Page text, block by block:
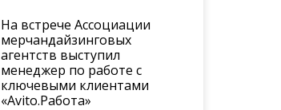
На встрече Ассоциации
мерчандайзинговых
агентств выступил
менеджер по работе с
ключевыми клиентами
«Avito.Работа»